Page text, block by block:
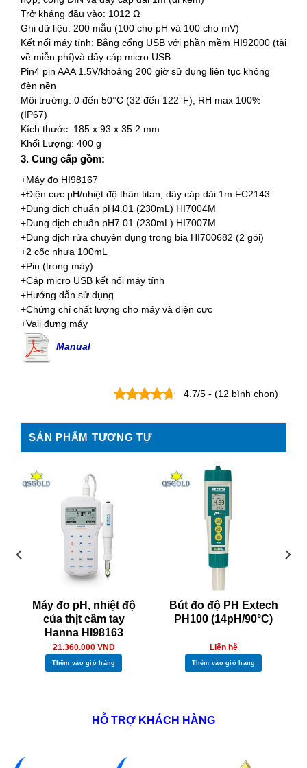
Trở kháng đầu vào: 1012 Ω
Ghi dữ liệu: 200 mẫu (100 cho pH và 100 cho mV)
Kết nối máy tính: Bằng cổng USB với phần mềm HI92000 (tải
về miễn phí)và dây cáp micro USB
Pin4 pin AAA 1.5V/khoảng 200 giờ sử dụng liên tục không
đèn nền
Môi trường: 0 đến 50°C (32 đến 122°F); RH max 100%
(IP67)
Kích thước: 185 x 93 x 35.2 mm
Khối Lượng: 400 g
3. Cung cấp gồm:
+Máy đo HI98167
+Điện cực pH/nhiệt độ thân titan, dây cáp dài 1m FC2143
+Dung dịch chuẩn pH4.01 (230mL) HI7004M
+Dung dịch chuẩn pH7.01 (230mL) HI7007M
+Dung dịch rửa chuyên dụng trong bia HI700682 (2 gói)
+2 cốc nhựa 100mL
+Pin (trong máy)
+Cáp micro USB kết nối máy tính
+Hướng dẫn sử dụng
+Chứng chỉ chất lượng cho máy và điện cực
+Vali đựng máy
Manual
4.7/5 - (12 bình chọn)
SẢN PHẨM TƯƠNG TỰ
Máy đo pH, nhiệt độ
của thịt cầm tay
Hanna HI98163
21.360.000 VND
Thêm vào giỏ hàng
Bút đo độ PH Extech
PH100 (14pH/90°C)
Liên hệ
Thêm vào giỏ hàng
HỖ TRỢ KHÁCH HÀNG